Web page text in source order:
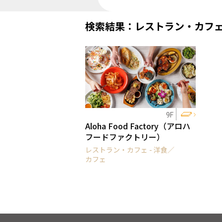
検索結果：レストラン・カフ
9F
Aloha Food Factory（アロハ
フードファクトリー）
レストラン・カフェ - 洋食／
カフェ